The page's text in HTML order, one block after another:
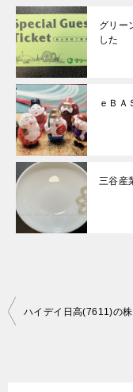
グリー
した
ｅＢＡ
三谷産
投